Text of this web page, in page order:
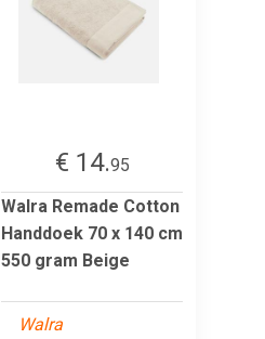
€ 14.95
Walra Remade Cotton
Handdoek 70 x 140 cm
550 gram Beige
Walra